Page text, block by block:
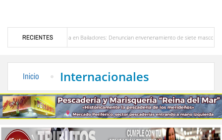
RECIENTES
Alerta en Bailadores: Denuncian envenenamiento de siete mascotas en El Rincón de
Inicio Internacionales